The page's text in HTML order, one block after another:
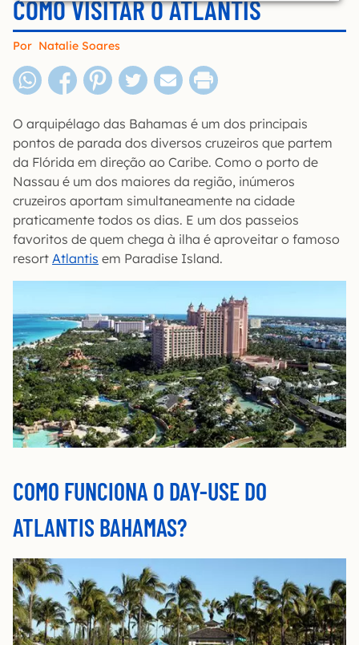
COMO VISITAR O ATLANTIS
Por Natalie Soares
O arquipélago das Bahamas é um dos principais
pontos de parada dos diversos cruzeiros que partem
da Flórida em direção ao Caribe. Como o porto de
Nassau é um dos maiores da região, inúmeros
cruzeiros aportam simultaneamente na cidade
praticamente todos os dias. E um dos passeios
favoritos de quem chega à ilha é aproveitar o famoso
resort Atlantis em Paradise Island.
COMO FUNCIONA O DAY-USE DO
ATLANTIS BAHAMAS?